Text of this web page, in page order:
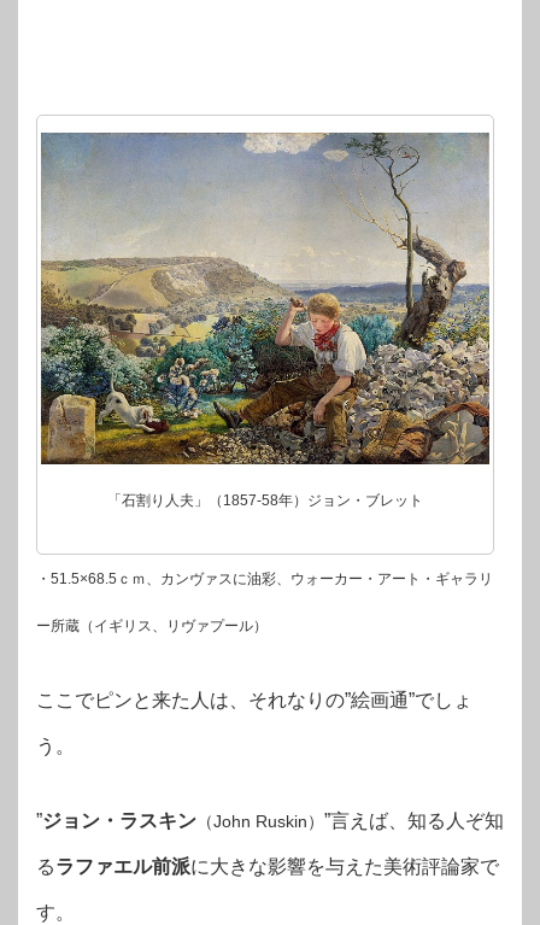
「石割り人夫」（1857‐58年）ジョン・ブレット
・51.5×68.5ｃｍ、カンヴァスに油彩、ウォーカー・アート・ギャラリ
ー所蔵（イギリス、リヴァプール）
ここでピンと来た人は、それなりの”絵画通”でしょ
う。
”ジョン・ラスキン （John Ruskin） ”言えば、知る人ぞ知
るラファエル前派に大きな影響を与えた美術評論家で
す。